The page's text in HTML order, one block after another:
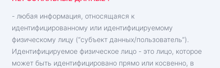
- любая информация, относящаяся к
идентифицированному или идентифицируемому
физическому лицу (“субъект данных/пользователь”).
Идентифицируемое физическое лицо - это лицо, которое
может быть идентифицировано прямо или косвенно, в